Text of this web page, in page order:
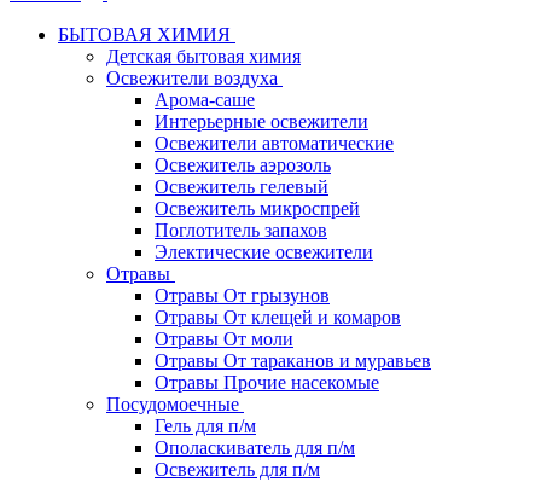
БЫТОВАЯ ХИМИЯ
Детская бытовая химия
Освежители воздуха
Арома-саше
Интерьерные освежители
Освежители автоматические
Освежитель аэрозоль
Освежитель гелевый
Освежитель микроспрей
Поглотитель запахов
Электические освежители
Отравы
Отравы От грызунов
Отравы От клещей и комаров
Отравы От моли
Отравы От тараканов и муравьев
Отравы Прочие насекомые
Посудомоечные
Гель для п/м
Ополаскиватель для п/м
Освежитель для п/м